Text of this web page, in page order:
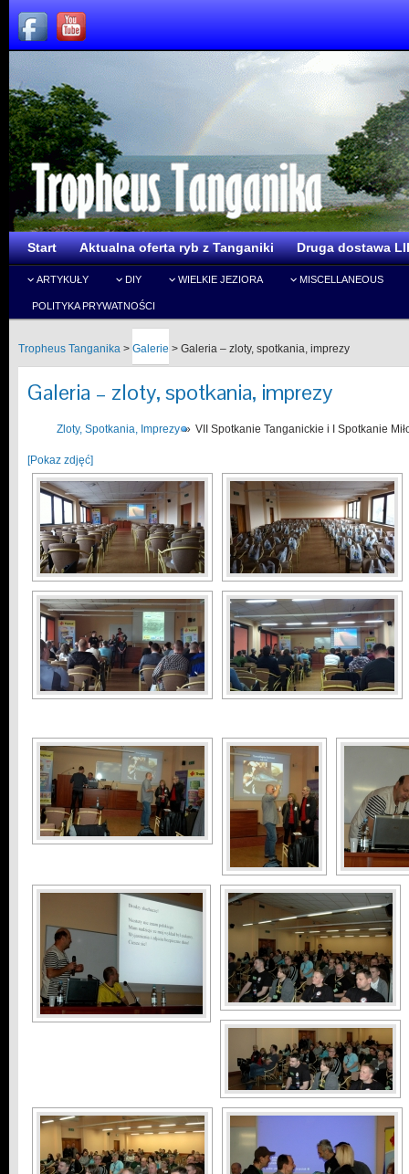
Start Aktualna oferta ryb z Tanganiki Druga dostawa
ARTYKUŁY DIY WIELKIE JEZIORA MISCELLANEOUS
POLITYKA PRYWATNOŚCI
Tropheus Tanganika > Galerie > Galeria – zloty, spotkania, imprezy
Galeria – zloty, spotkania, imprezy
Zloty, Spotkania, Imprezy » VII Spotkanie Tanganickie i I Spotkanie
[Pokaz zdjęć]